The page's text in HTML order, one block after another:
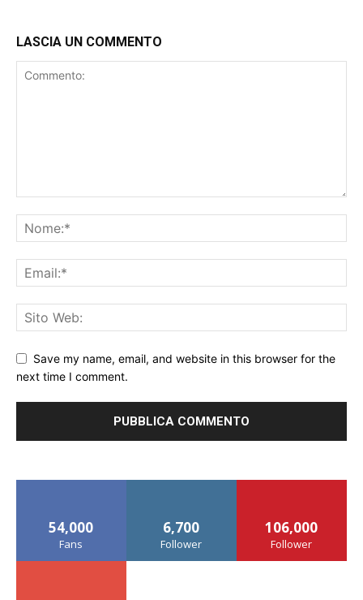
LASCIA UN COMMENTO
Save my name, email, and website in this browser for the
next time I comment.
54,000
Fans
6,700
Follower
106,000
Follower